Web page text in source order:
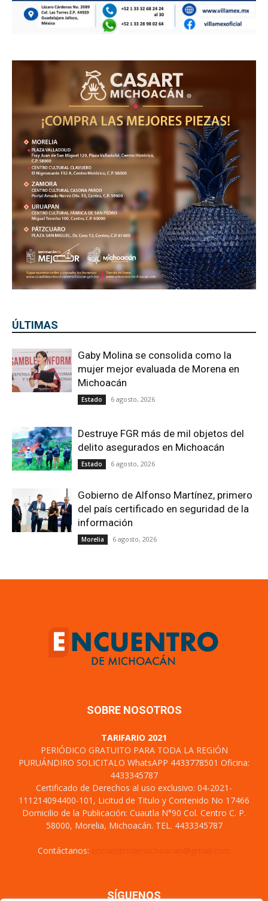
ÚLTIMAS
Gaby Molina se consolida como la
mujer mejor evaluada de Morena en
Michoacán
Estado 6 agosto, 2026
Destruye FGR más de mil objetos del
delito asegurados en Michoacán
Estado 6 agosto, 2026
Gobierno de Alfonso Martínez, primero
del país certificado en seguridad de la
información
Morelia 6 agosto, 2026
SOBRE NOSOTROS
TARIFARIO 2021
PERIÓDICO GRATUITO PARA TODA LA REGIÓN
PURUÁNDIRO SOLICITALO WhatsAPP 4433778501 Oficina:
4433345787
Certificado de Derechos al uso exclusivo: 04-2021-
111214094400-101, Licitud de Titulo y Contenido No 17466
Domicilio de la Publicación: Cuautla N°90 Col. Centro C. P.
58000, Morelia, Michoacán. TEL. 4433345787
Contáctanos:
SÍGUENOS